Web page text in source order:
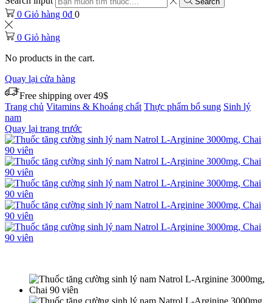
0 Giỏ hàng 0₫ 0
0 Giỏ hàng
No products in the cart.
Quay lại cửa hàng
Free shipping over 49$
Trang chủ Vitamins & Khoáng chất Thực phẩm bổ sung Sinh lý
nam
Quay lại trang trước